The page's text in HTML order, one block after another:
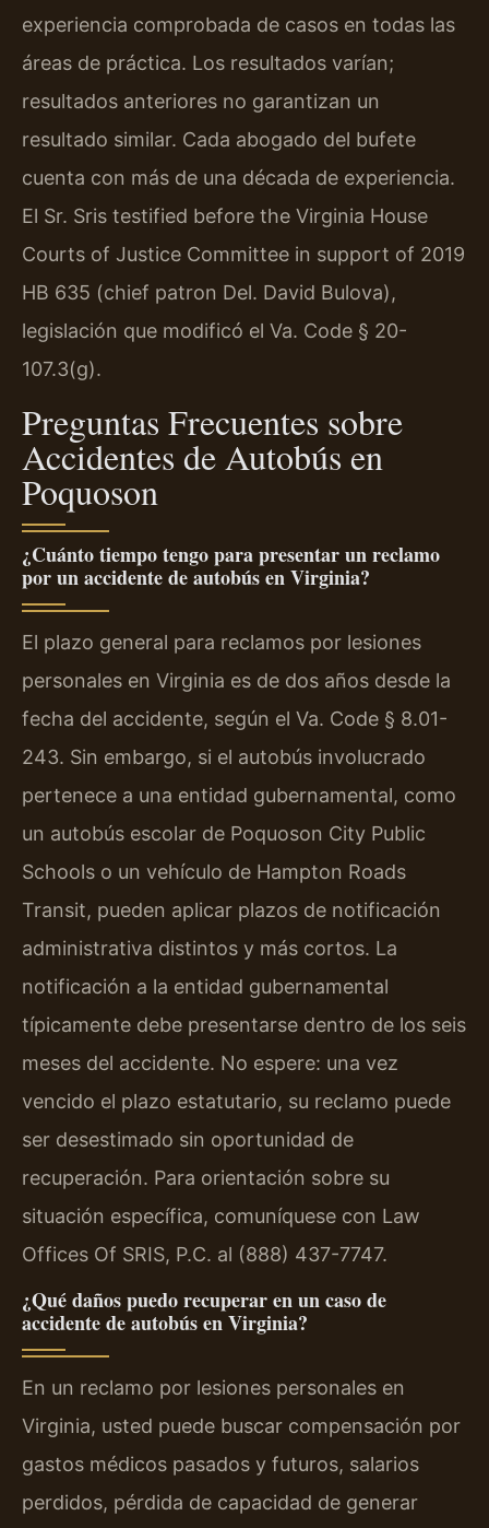
experiencia comprobada de casos en todas las
áreas de práctica. Los resultados varían;
resultados anteriores no garantizan un
resultado similar. Cada abogado del bufete
cuenta con más de una década de experiencia.
El Sr. Sris testified before the Virginia House
Courts of Justice Committee in support of 2019
HB 635 (chief patron Del. David Bulova),
legislación que modificó el Va. Code § 20-
107.3(g).
Preguntas Frecuentes sobre
Accidentes de Autobús en
Poquoson
¿Cuánto tiempo tengo para presentar un reclamo
por un accidente de autobús en Virginia?
El plazo general para reclamos por lesiones
personales en Virginia es de dos años desde la
fecha del accidente, según el Va. Code § 8.01-
243. Sin embargo, si el autobús involucrado
pertenece a una entidad gubernamental, como
un autobús escolar de Poquoson City Public
Schools o un vehículo de Hampton Roads
Transit, pueden aplicar plazos de notificación
administrativa distintos y más cortos. La
notificación a la entidad gubernamental
típicamente debe presentarse dentro de los seis
meses del accidente. No espere: una vez
vencido el plazo estatutario, su reclamo puede
ser desestimado sin oportunidad de
recuperación. Para orientación sobre su
situación específica, comuníquese con Law
Offices Of SRIS, P.C. al (888) 437-7747.
¿Qué daños puedo recuperar en un caso de
accidente de autobús en Virginia?
En un reclamo por lesiones personales en
Virginia, usted puede buscar compensación por
gastos médicos pasados y futuros, salarios
perdidos, pérdida de capacidad de generar